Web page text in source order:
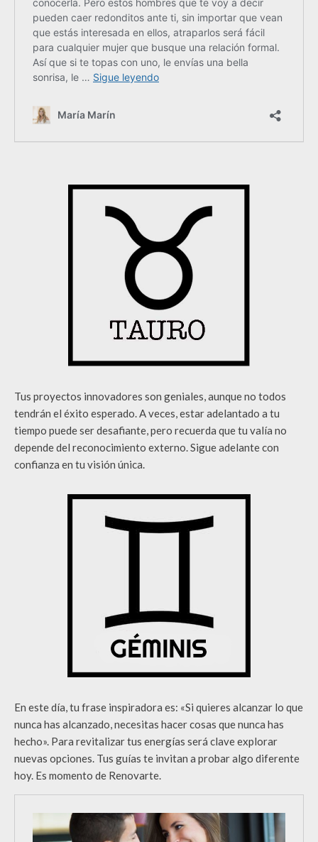
Tus proyectos innovadores son geniales, aunque no todos
tendrán el éxito esperado. A veces, estar adelantado a tu
tiempo puede ser desafiante, pero recuerda que tu valía no
depende del reconocimiento externo. Sigue adelante con
confianza en tu visión única.
En este día, tu frase inspiradora es: «Si quieres alcanzar lo que
nunca has alcanzado, necesitas hacer cosas que nunca has
hecho». Para revitalizar tus energías será clave explorar
nuevas opciones. Tus guías te invitan a probar algo diferente
hoy. Es momento de Renovarte.